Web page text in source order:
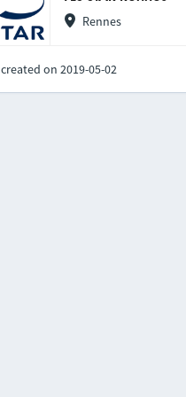
Rennes
created on 2019-05-02